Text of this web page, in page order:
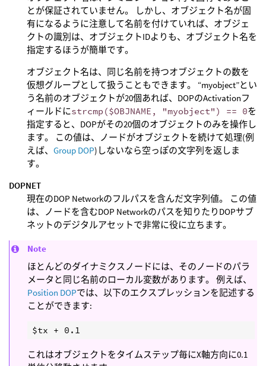
とが保証されていません。 しかし、オブジェクト名が固
有になるように注意して名前を付けていれば、オブジェ
クトの識別は、オブジェクトIDよりも、オブジェクト名を
指定するほうが簡単です。
オブジェクト名は、同じ名前を持つオブジェクトの数を
仮想グループとして扱うこともできます。 “myobject”とい
う名前のオブジェクトが20個あれば、DOPのActivationフ
ィールドにstrcmp($OBJNAME, "myobject") == 0を
指定すると、DOPがその20個のオブジェクトのみを操作し
ます。 この値は、ノードがオブジェクトを続けて処理(例
えば、 Group DOP)しないなら空っぽの文字列を返しま
す。
DOPNET
現在のDOP Networkのフルパスを含んだ文字列値。 この値
は、ノードを含むDOP Networkのパスを知りたりDOPサブ
ネットのデジタルアセットで非常に役に立ちます。
Note
ほとんどのダイナミクスノードには、そのノードのパラ
メータと同じ名前のローカル変数があります。 例えば、
Position DOPでは、以下のエクスプレッションを記述する
ことができます:
これはオブジェクトをタイムステップ毎にX軸方向に0.1